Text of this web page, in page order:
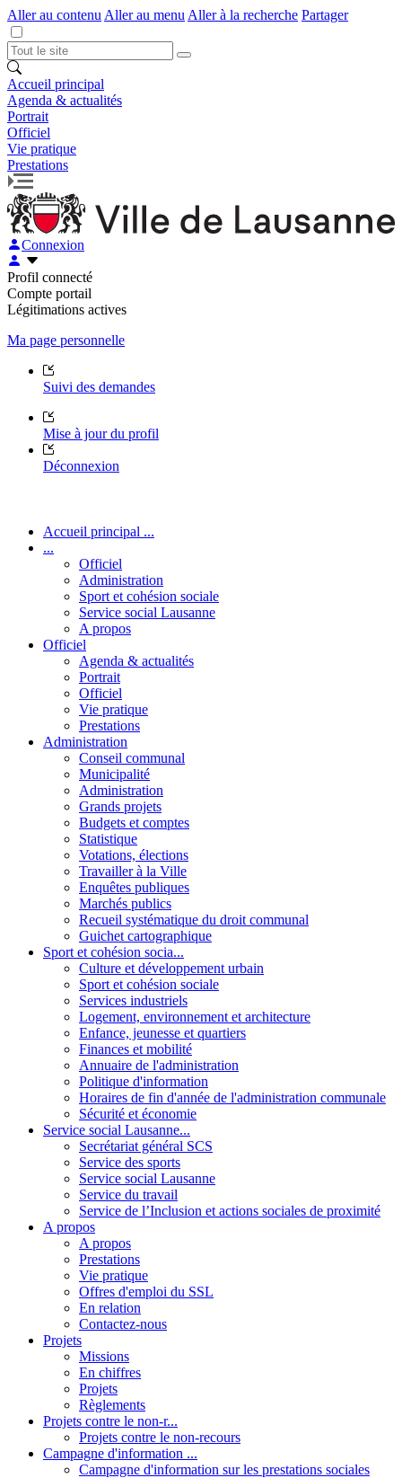
Aller au contenu Aller au menu Aller à la recherche Partager
Accueil principal
Agenda & actualités
Portrait
Officiel
Vie pratique
Prestations
Connexion
Profil connecté
Compte portail
Légitimations actives
Ma page personnelle
Suivi des demandes
Mise à jour du profil
Déconnexion
Accueil principal ...
...
Officiel
Administration
Sport et cohésion sociale
Service social Lausanne
A propos
Officiel
Agenda & actualités
Portrait
Officiel
Vie pratique
Prestations
Administration
Conseil communal
Municipalité
Administration
Grands projets
Budgets et comptes
Statistique
Votations, élections
Travailler à la Ville
Enquêtes publiques
Marchés publics
Recueil systématique du droit communal
Guichet cartographique
Sport et cohésion socia...
Culture et développement urbain
Sport et cohésion sociale
Services industriels
Logement, environnement et architecture
Enfance, jeunesse et quartiers
Finances et mobilité
Annuaire de l'administration
Politique d'information
Horaires de fin d'année de l'administration communale
Sécurité et économie
Service social Lausanne...
Secrétariat général SCS
Service des sports
Service social Lausanne
Service du travail
Service de l’Inclusion et actions sociales de proximité
A propos
A propos
Prestations
Vie pratique
Offres d'emploi du SSL
En relation
Contactez-nous
Projets
Missions
En chiffres
Projets
Règlements
Projets contre le non-r...
Projets contre le non-recours
Campagne d'information ...
Campagne d'information sur les prestations sociales